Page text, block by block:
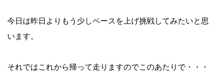
今日は昨日よりもう少しペースを上げ挑戦してみたいと思
います。
それではこれから帰って走りますのでこのあたりで・・・